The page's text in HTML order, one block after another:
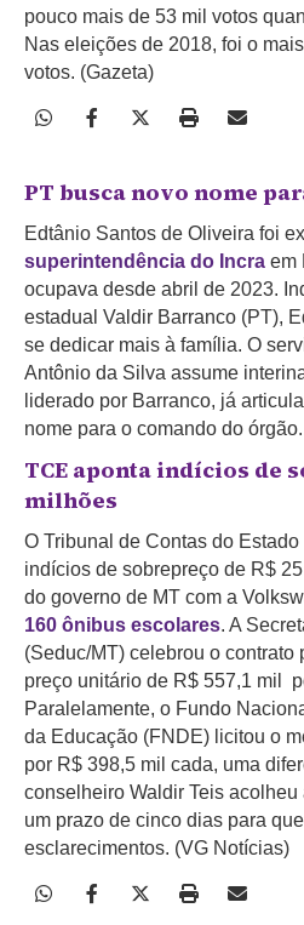
pouco mais de 53 mil votos
Nas eleições de 2018, foi o
votos. (Gazeta)
PT busca novo nome
Edtânio Santos de Oliveira foi
superintendência do Incra em
ocupava desde abril de 2023.
estadual Valdir Barranco (PT),
se dedicar mais à família. O
Antônio da Silva assume
liderado por Barranco, já
nome para o comando do
TCE aponta indícios de
milhões
O Tribunal de Contas do
indícios de sobrepreço de R$
do governo de MT com a
160 ônibus escolares. A
(Seduc/MT) celebrou o contrato
preço unitário de R$ 557,1 mil
Paralelamente, o Fundo
da Educação (FNDE) licitou o
por R$ 398,5 mil cada, uma
conselheiro Waldir Teis
um prazo de cinco dias para
esclarecimentos. (VG Notícias)